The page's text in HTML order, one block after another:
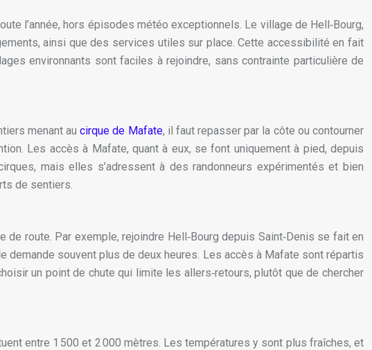
l’année, hors épisodes météo exceptionnels. Le village de Hell‑Bourg,
ainsi que des services utiles sur place. Cette accessibilité en fait
environnants sont faciles à rejoindre, sans contrainte particulière de
menant aucirque de Mafate, il faut repasser par la côte ou contourner
Les accès à Mafate, quant à eux, se font uniquement à pied, depuis
mais elles s’adressent à des randonneurs expérimentés et bien
de sentiers.
route. Par exemple, rejoindre Hell‑Bourg depuis Saint‑Denis se fait en
demande souvent plus de deux heures. Les accès à Mafate sont répartis
un point de chute qui limite les allers‑retours, plutôt que de chercher
entre 1 500 et 2 000 mètres. Les températures y sont plus fraîches, et